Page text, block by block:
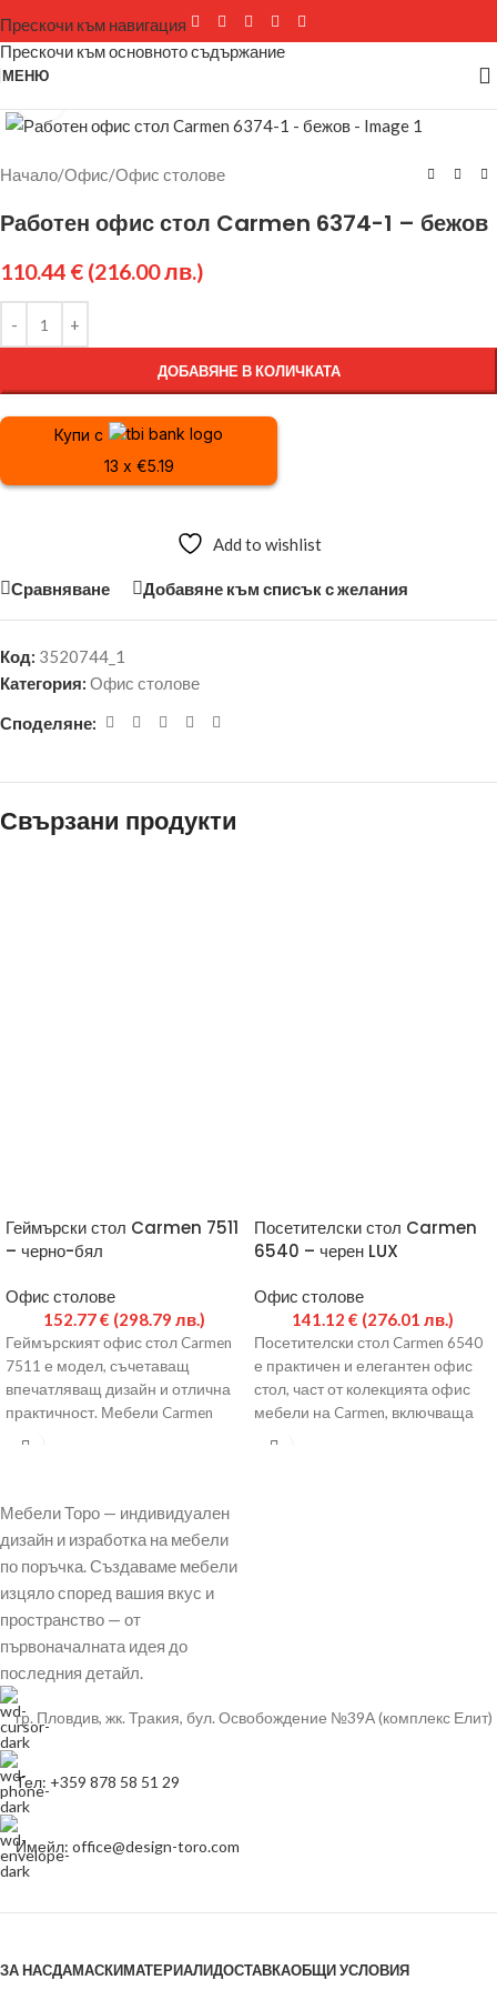
Прескочи към навигация
Прескочи към основното съдържание
МЕНЮ
Начало/Офис/Офис столове
Работен офис стол Carmen 6374-1 – бежов
110.44 € (216.00 лв.)
ДОБАВЯНЕ В КОЛИЧКАТА
Купи с
13 x €5.19
Add to wishlist
Сравняване Добавяне към списък с желания
Код: 3520744_1
Категория: Офис столове
Споделяне:
Свързани продукти
Геймърски стол Carmen 7511
– черно-бял
Офис столове
152.77€ (298.79 лв.)
Геймърският офис стол Carmen
7511 е модел, съчетаващ
впечатляващ дизайн и отлична
практичност. Мебели Carmen
предлагат богат избор от офис
Посетителски стол Carmen
6540 – черен LUX
Офис столове
141.12 € (276.01 лв.)
Посетителски стол Carmen 6540
е практичен и елегантен офис
стол, част от колекцията офис
мебели на Carmen, включваща
президентски столове,
Мебели Торо — индивидуален
дизайн и изработка на мебели
по поръчка. Създаваме мебели
изцяло според вашия вкус и
пространство — от
първоначалната идея до
последния детайл.
гр. Пловдив, жк. Тракия, бул. Освобождение №39А (комплекс Елит)
Тел: +359 878 58 51 29
Имейл: office@design-toro.com
ЗА НАСДАМАСКИМАТЕРИАЛИДОСТАВКАОБЩИ УСЛОВИЯ